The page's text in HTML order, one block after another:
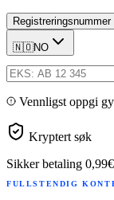
Registreringsnummer
🇳🇴NO
Vennligst oppgi
Kryptert søk
Sikker betaling 0,99€
FULLSTENDIG